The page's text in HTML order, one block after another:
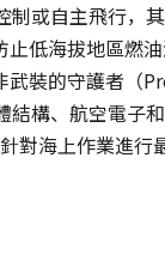
制或自主飛行
止低海拔地區燃
武裝的守護者（
結構、航空電子
對海上作業進行